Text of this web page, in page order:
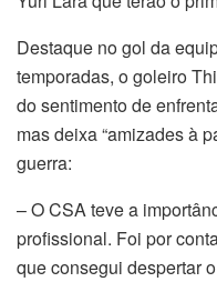
Destaque no gol da
temporadas, o goleiro
do sentimento de
mas deixa “amizades à
guerra:
– O CSA teve a
profissional. Foi por
que consegui despertar